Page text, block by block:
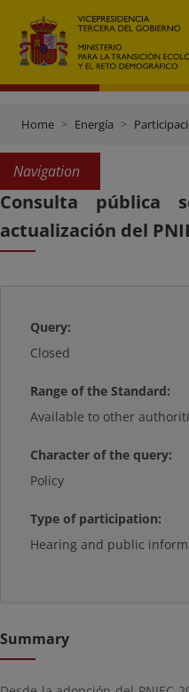
Home Energía
Navigation
Consulta pública
actualización del
Query:
Closed
Range of the Standard:
Available to other
Character of the query:
Policy
Type of participation:
Hearing and public
Summary